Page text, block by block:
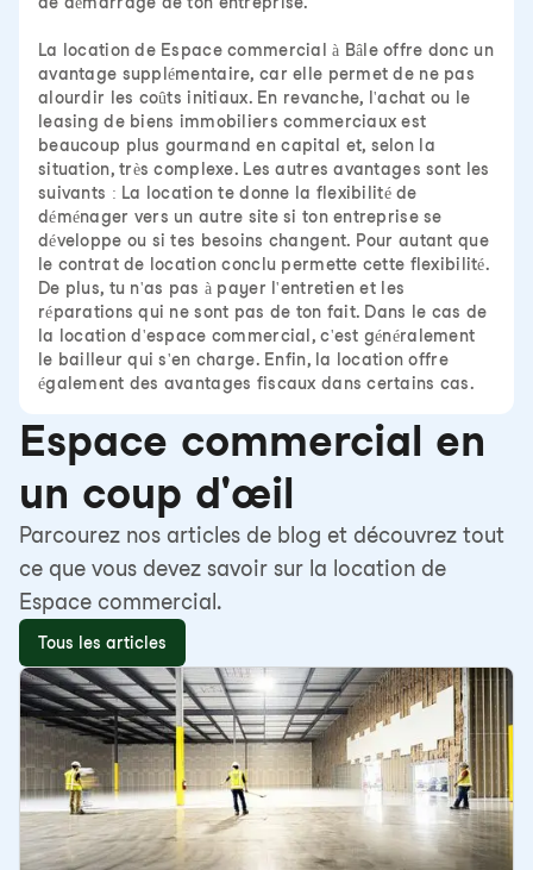
La location de Espace commercial à Bâle offre donc un
avantage supplémentaire, car elle permet de ne pas
alourdir les coûts initiaux. En revanche, l'achat ou le
leasing de biens immobiliers commerciaux est
beaucoup plus gourmand en capital et, selon la
situation, très complexe. Les autres avantages sont les
suivants : La location te donne la flexibilité de
déménager vers un autre site si ton entreprise se
développe ou si tes besoins changent. Pour autant que
le contrat de location conclu permette cette flexibilité.
De plus, tu n'as pas à payer l'entretien et les
réparations qui ne sont pas de ton fait. Dans le cas de
la location d'espace commercial, c'est généralement
le bailleur qui s'en charge. Enfin, la location offre
également des avantages fiscaux dans certains cas.
Espace commercial en
un coup d'œil
Parcourez nos articles de blog et découvrez tout
ce que vous devez savoir sur la location de
Espace commercial.
Tous les articles